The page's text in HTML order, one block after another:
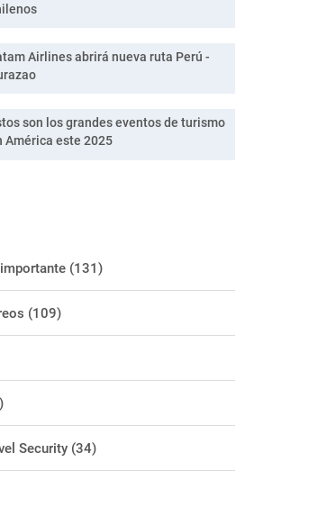
Airlines abrirá nueva ruta Perú -
son los grandes eventos de turismo
América este 2025
(131)
(109)
Security (34)